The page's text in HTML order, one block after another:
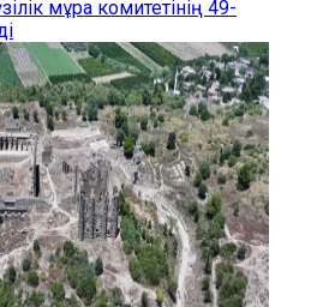
мұра комитетінің 49-